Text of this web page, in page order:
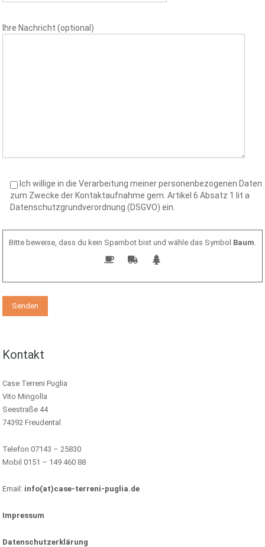
Ihre Nachricht (optional)
Ich willige in die Verarbeitung meiner personenbezogenen Daten
zum Zwecke der Kontaktaufnahme gem. Artikel 6 Absatz 1 lit a
Datenschutzgrundverordnung (DSGVO) ein.
Bitte beweise, dass du kein Spambot bist und wähle das Symbol Baum
Kontakt
Case Terreni Puglia
Vito Mingolla
Seestraße 44
74392 Freudental
Telefon 07143 – 25830
Mobil 0151 – 149 460 88
Email: info(at)case-terreni-puglia.de
Impressum
Datenschutzerklärung